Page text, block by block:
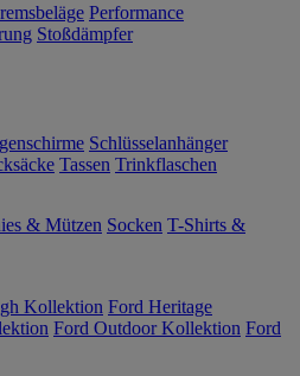
Performance
Stoßdämpfer
Schlüsselanhänger
Tassen Trinkflaschen
& Mützen Socken T-Shirts &
Kollektion Ford Heritage
Ford Outdoor Kollektion Ford